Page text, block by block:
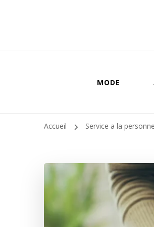
MODE
Accueil Service a la personne